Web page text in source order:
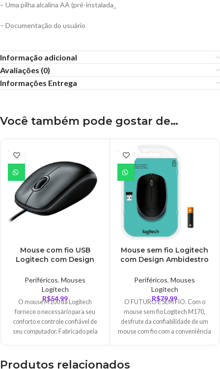
– Uma pilha alcalina AA (pré-instalada_
– Documentação do usuário
Informação adicional
Avaliações (0)
Informações Entrega
Você também pode gostar de…
ESGO
TADO
Mouse com fio USB
Logitech com Design
Plug and Play, Cinza –
M100
Periféricos, Mouses
Logitech
R$54,99
O mouse M100 da Logitech
fornece o necessário para seu
conforto e controle confiável de
seu computador. Fabricado pela
produziu mais de um bilhão de
ESGO
TADO
Mouse sem fio Logitech
com Design Ambidestro
e Pilha Inclusa, Preto –
M170BK
Periféricos, Mouses
Logitech
R$79,99
O FUTURO É SEM FIO. Com o
mouse sem fio Logitech M170,
desfrute da confiabilidade de um
mouse com fio com a conveniência
Produtos relacionados